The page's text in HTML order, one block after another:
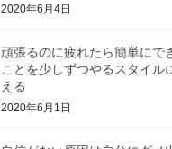
2020年6月4日
頑張るのに疲れたら簡単にで
ことを少しずつやるスタイル
える
2020年6月1日